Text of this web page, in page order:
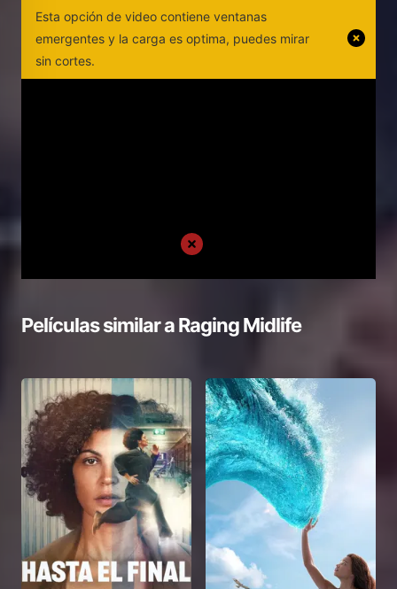
Esta opción de video contiene ventanas
emergentes y la carga es optima, puedes mirar
sin cortes.
Películas similar aRaging Midlife